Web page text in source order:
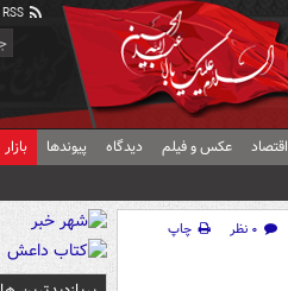
اقتصاد عکس و فیلم دیدگاه پیوندها بازار
۰ نظر
چاپ